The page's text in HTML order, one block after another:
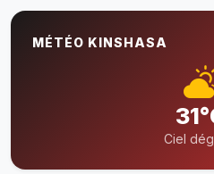
MÉTÉO KINSHASA
Ciel